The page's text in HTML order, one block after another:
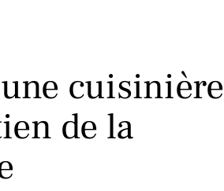
cuisinière
de la